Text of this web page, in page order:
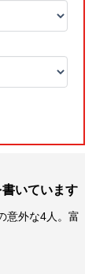
いています
意外な4人。富